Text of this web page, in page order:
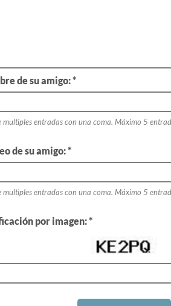
de su amigo: *
multiples entradas con una coma. Máximo 5
de su amigo: *
multiples entradas con una coma. Máximo 5
por imagen: *